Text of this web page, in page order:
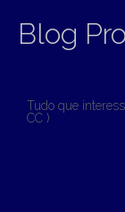
Blog
Tudo que
CC )